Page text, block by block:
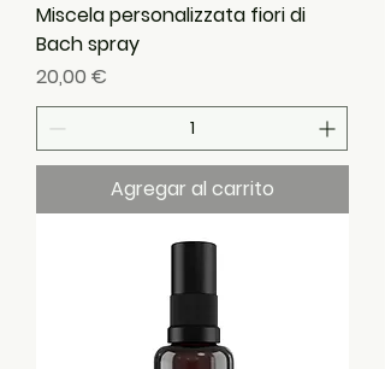
Miscela personalizzata fiori di
Bach spray
Precio
20,00 €
Agregar al carrito